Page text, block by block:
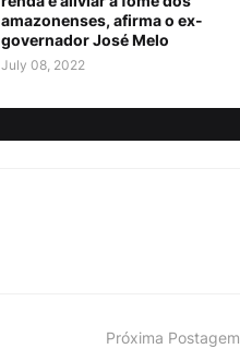
amazonenses, afirma o ex-
governador José Melo
July 08, 2022
Próxima Postagem